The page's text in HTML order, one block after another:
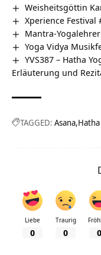
Weisheitsgöttin
Xperience Festival
Mantra-
Yoga Vidya
YVS387 – Hatha
Erläuterung und
TAGGED: Asana
Liebe
0
Traurig
0 0